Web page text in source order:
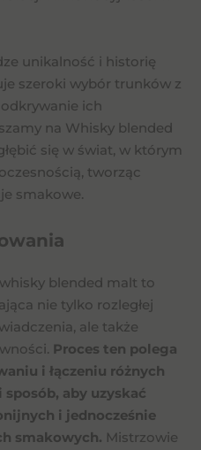
unikalność i historię
szeroki wybór trunków z
ich
na Whisky blended
się w świat, w którym
tworząc
smakowe.
blended malt to
nie tylko rozległej
ale także
Proces ten polega
i łączeniu różnych
aby uzyskać
i jednocześnie
smakowych. Mistrzowie